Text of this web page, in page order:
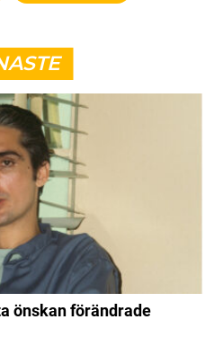
önskan förändrade